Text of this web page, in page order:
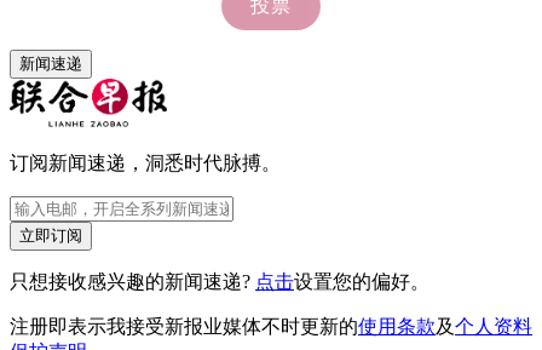
新闻速递
订阅新闻速递，洞悉时代脉搏。
立即订阅
只想接收感兴趣的新闻速递? 点击设置您的偏好。
注册即表示我接受新报业媒体不时更新的使用条款及个人资料